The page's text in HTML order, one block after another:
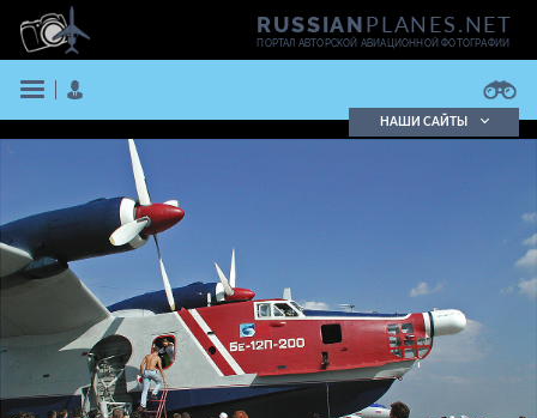
RUSSIANPLANES.NET
ПОРТАЛ АВТОРСКОЙ АВИАЦИОННОЙ ФОТОГРАФИИ
ВОЙТИ
Подробно
НАШИ САЙТЫ